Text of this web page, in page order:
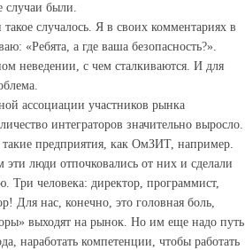
случаи были.
случалось. Я в своих комментариях в
«Ребята, а где ваша безопасность?».
неведении, с чем сталкиваются. И для
ассоциации участников рынка
интеграторов значительно выросло.
предприятия, как ОмЗИТ, например.
люди отпочковались от них и сделали
Три человека: директор, программист,
Для нас, конечно, это головная боль,
выходят на рынок. Но им еще надо путь
наработать компетенции, чтобы работать